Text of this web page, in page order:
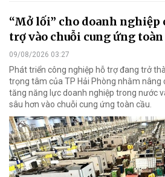
“Mở lối” cho doanh
trợ vào chuỗi cung ứng toàn
09/08/2026 03:27
Phát triển công nghiệp hỗ trợ đang trở
trọng tâm của TP Hải Phòng nhằm nâng
tăng năng lực doanh nghiệp trong nước
sâu hơn vào chuỗi cung ứng toàn cầu.